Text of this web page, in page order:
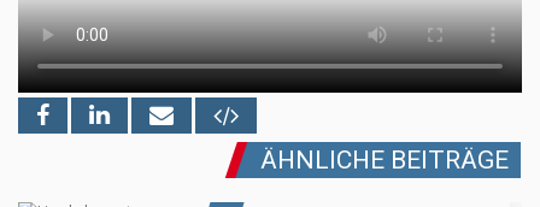
ÄHNLICHE BEITRÄGE